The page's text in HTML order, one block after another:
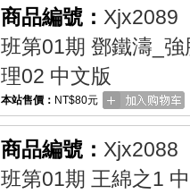
商品編號： Xjx2089
班第01期 鄧鐵濤_
理02 中文版
本站售價： NT$80元
商品編號： Xjx2088
班第01期 王綿之1